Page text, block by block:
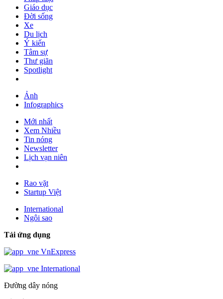
Giáo dục
Đời sống
Xe
Du lịch
Ý kiến
Tâm sự
Thư giãn
Spotlight
Ảnh
Infographics
Mới nhất
Xem Nhiều
Tin nóng
Newsletter
Lịch vạn niên
Rao vặt
Startup Việt
International
Ngôi sao
Tải ứng dụng
VnExpress
International
Đường dây nóng